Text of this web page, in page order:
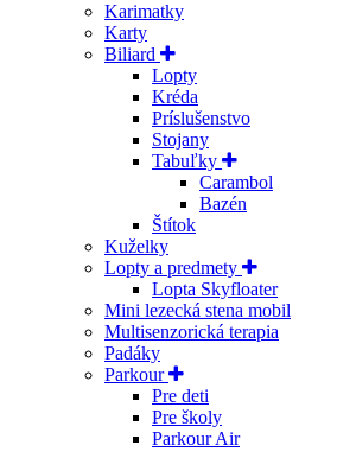
Karimatky
Karty
Biliard
Lopty
Kréda
Príslušenstvo
Stojany
Tabuľky
Carambol
Bazén
Štítok
Kuželky
Lopty a predmety
Lopta Skyfloater
Mini lezecká stena mobil
Multisenzorická terapia
Padáky
Parkour
Pre deti
Pre školy
Parkour Air